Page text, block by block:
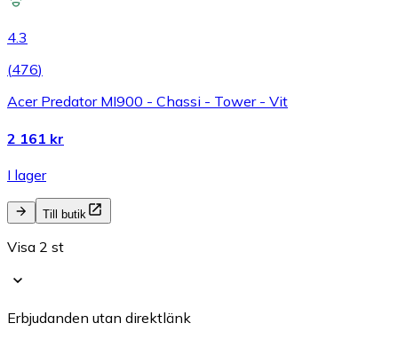
4.3
(476)
Acer Predator MI900 - Chassi - Tower - Vit
2 161 kr
I lager
Till butik
Visa 2 st
Erbjudanden utan direktlänk